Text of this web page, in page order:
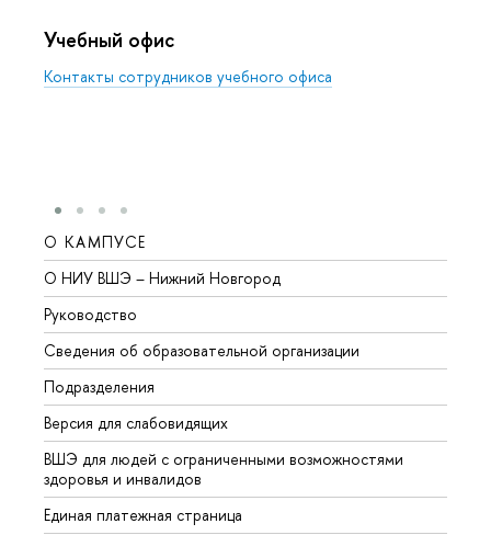
Учебный офис
Контакты сотрудников учебного офиса
О КАМПУСЕ
О НИУ ВШЭ – Нижний Новгород
Руководство
Сведения об образовательной организации
Подразделения
Версия для слабовидящих
ВШЭ для людей с ограниченными возможностями
здоровья и инвалидов
Единая платежная страница